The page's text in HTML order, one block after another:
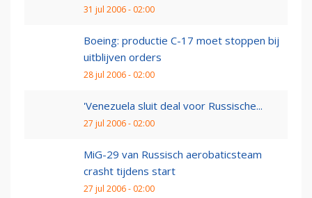
31 jul 2006 - 02:00
Boeing: productie C-17 moet stoppen bij
uitblijven orders
28 jul 2006 - 02:00
'Venezuela sluit deal voor Russische...
27 jul 2006 - 02:00
MiG-29 van Russisch aerobaticsteam
crasht tijdens start
27 jul 2006 - 02:00